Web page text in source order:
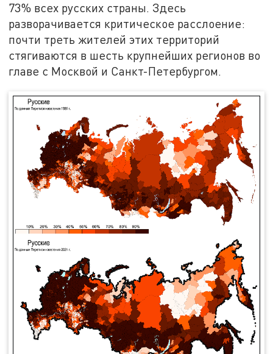
73% всех русских страны. Здесь
разворачивается критическое расслоение:
почти треть жителей этих территорий
стягиваются в шесть крупнейших регионов во
главе с Москвой и Санкт-Петербургом.